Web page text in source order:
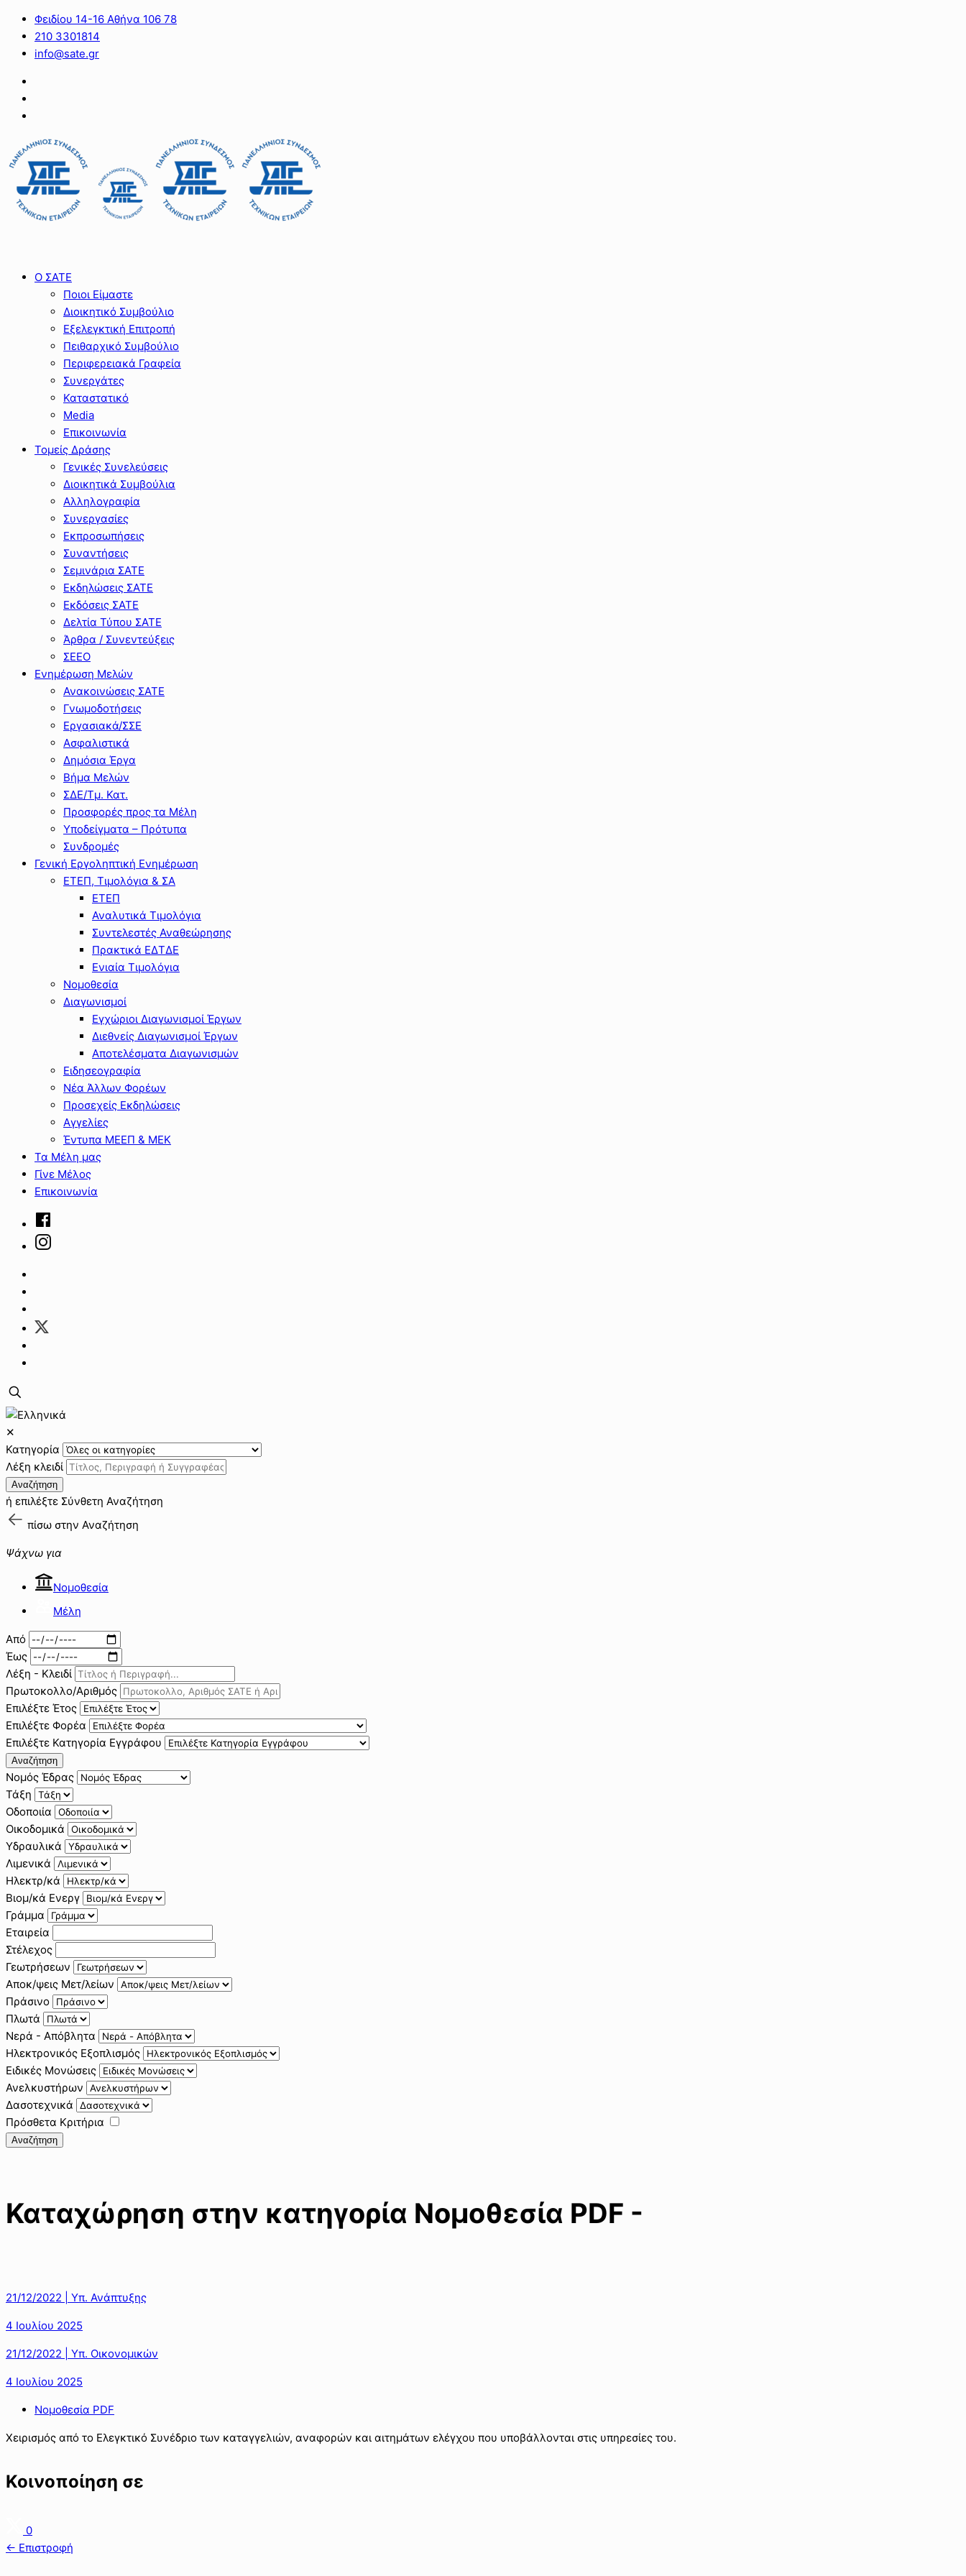
Φειδίου 14-16 Αθήνα 106 78
210 3301814
info@sate.gr
Ο ΣΑΤΕ
Ποιοι Είμαστε
Διοικητικό Συμβούλιο
Εξελεγκτική Επιτροπή
Πειθαρχικό Συμβούλιο
Περιφερειακά Γραφεία
Συνεργάτες
Καταστατικό
Media
Επικοινωνία
Τομείς Δράσης
Γενικές Συνελεύσεις
Διοικητικά Συμβούλια
Αλληλογραφία
Συνεργασίες
Εκπροσωπήσεις
Συναντήσεις
Σεμινάρια ΣΑΤΕ
Εκδηλώσεις ΣΑΤΕ
Εκδόσεις ΣΑΤΕ
Δελτία Τύπου ΣΑΤΕ
Άρθρα / Συνεντεύξεις
ΣΕΕΟ
Ενημέρωση Μελών
Ανακοινώσεις ΣΑΤΕ
Γνωμοδοτήσεις
Εργασιακά/ΣΣΕ
Ασφαλιστικά
Δημόσια Έργα
Βήμα Μελών
ΣΔΕ/Τμ. Κατ.
Προσφορές προς τα Μέλη
Υποδείγματα – Πρότυπα
Συνδρομές
Γενική Εργοληπτική Ενημέρωση
ΕΤΕΠ, Τιμολόγια & ΣΑ
ΕΤΕΠ
Αναλυτικά Τιμολόγια
Συντελεστές Αναθεώρησης
Πρακτικά ΕΔΤΔΕ
Ενιαία Τιμολόγια
Νομοθεσία
Διαγωνισμοί
Εγχώριοι Διαγωνισμοί Έργων
Διεθνείς Διαγωνισμοί Έργων
Αποτελέσματα Διαγωνισμών
Ειδησεογραφία
Νέα Άλλων Φορέων
Προσεχείς Εκδηλώσεις
Αγγελίες
Έντυπα ΜΕΕΠ & ΜΕΚ
Τα Μέλη μας
Γίνε Μέλος
Επικοινωνία
✕
Κατηγορία
Λέξη κλειδί
Αναζήτηση
ή επιλέξτε Σύνθετη Αναζήτηση
πίσω στην Αναζήτηση
Ψάχνω για
Νομοθεσία
Μέλη
Από
Έως
Λέξη - Κλειδί
Πρωτοκολλο/Αριθμός
Επιλέξτε Έτος
Επιλέξτε Φορέα
Επιλέξτε Κατηγορία Εγγράφου
Αναζήτηση
Νομός Έδρας
Τάξη
Οδοποιία
Οικοδομικά
Υδραυλικά
Λιμενικά
Ηλεκτρ/κά
Βιομ/κά Ενεργ
Γράμμα
Εταιρεία
Στέλεχος
Γεωτρήσεων
Αποκ/ψεις Μετ/λείων
Πράσινο
Πλωτά
Νερά - Απόβλητα
Ηλεκτρονικός Εξοπλισμός
Ειδικές Μονώσεις
Ανελκυστήρων
Δασοτεχνικά
Πρόσθετα Κριτήρια
Αναζήτηση
Καταχώρηση στην κατηγορία Νομοθεσία PDF -
21/12/2022 | Υπ. Ανάπτυξης
4 Ιουλίου 2025
21/12/2022 | Υπ. Οικονομικών
4 Ιουλίου 2025
Νομοθεσία PDF
Χειρισμός από το Ελεγκτικό Συνέδριο των καταγγελιών, αναφορών και αιτημάτων ελέγχου που υποβάλλονται στις υπηρεσίες του.
Κοινοποίηση σε
0
← Επιστροφή